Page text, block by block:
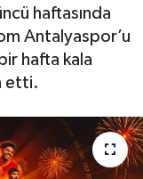
haftasında
Antalyaspor’u
hafta kala
etti.